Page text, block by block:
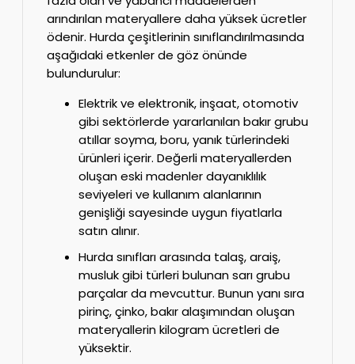
arındırılan materyallere daha yüksek ücretler
ödenir. Hurda çeşitlerinin sınıflandırılmasında
aşağıdaki etkenler de göz önünde
bulundurulur:
Elektrik ve elektronik, inşaat, otomotiv
gibi sektörlerde yararlanılan bakır grubu
atıllar soyma, boru, yanık türlerindeki
ürünleri içerir. Değerli materyallerden
oluşan eski madenler dayanıklılık
seviyeleri ve kullanım alanlarının
genişliği sayesinde uygun fiyatlarla
satın alınır.
Hurda sınıfları arasında talaş, araiş,
musluk gibi türleri bulunan sarı grubu
parçalar da mevcuttur. Bunun yanı sıra
pirinç, çinko, bakır alaşımından oluşan
materyallerin kilogram ücretleri de
yüksektir.